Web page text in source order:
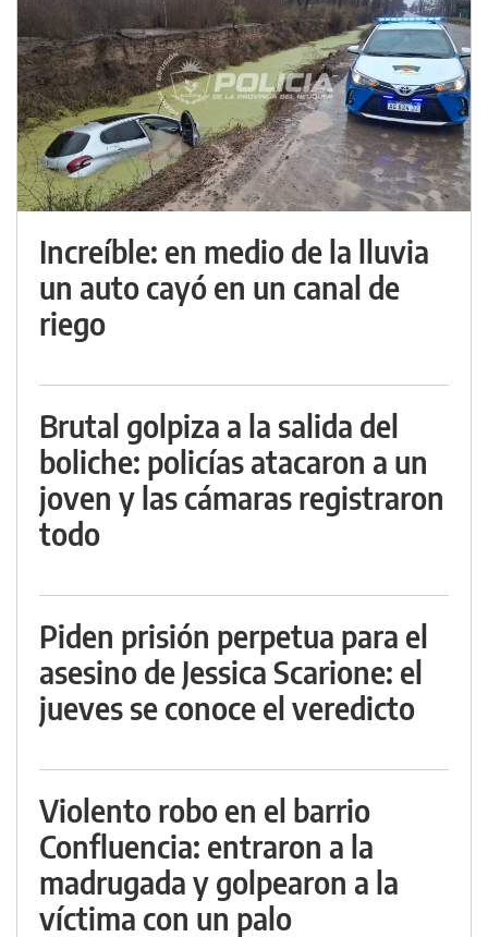
Increíble: en medio de la lluvia
un auto cayó en un canal de
riego
Brutal golpiza a la salida del
boliche: policías atacaron a un
joven y las cámaras registraron
todo
Piden prisión perpetua para el
asesino de Jessica Scarione: el
jueves se conoce el veredicto
Violento robo en el barrio
Confluencia: entraron a la
madrugada y golpearon a la
víctima con un palo